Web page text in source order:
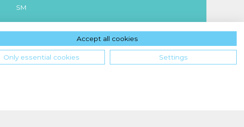
SM
Accept all cookies
Only essential cookies Settings